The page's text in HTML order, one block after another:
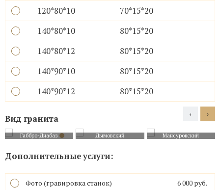
120*80*10
70*15*20
140*80*10
80*15*20
140*80*12
80*15*20
140*90*10
80*15*20
140*90*12
80*15*20
Вид гранита
Габбро-Диабаз Дымовский Мансуровский
‹ ›
Дополнительные услуги:
Фото (гравировка станок)
6 000 руб.